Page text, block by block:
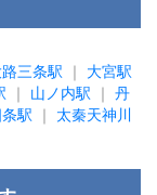
三条駅 ｜ 大宮駅
｜ 山ノ内駅 ｜ 丹
駅 ｜ 太秦天神川